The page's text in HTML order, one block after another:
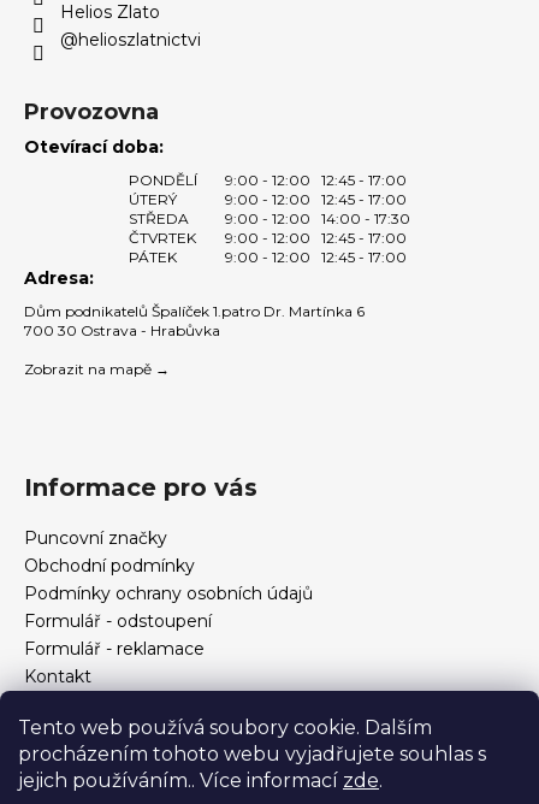
Tento web používá soubory cookie. Dalším
procházením tohoto webu vyjadřujete souhlas s
jejich používáním.. Více informací zde.
Helios Zlato
@helioszlatnictvi
Provozovna
Otevírací doba:
PONDĚLÍ 9:00 - 12:00
12:45 - 17:00
ÚTERÝ
9:00 - 12:00
12:45 - 17:00
STŘEDA
9:00 - 12:00
14:00 - 17:30
ČTVRTEK
9:00 - 12:00
12:45 - 17:00
PÁTEK
9:00 - 12:00 12:45 - 17:00
Adresa:
Dům podnikatelů Špalíček 1.patro Dr. Martínka 6
700 30 Ostrava - Hrabůvka
Zobrazit na mapě →
Informace pro vás
Puncovní značky
Obchodní podmínky
Podmínky ochrany osobních údajů
Formulář - odstoupení
Formulář - reklamace
Kontakt
Jak vybrat šperky?
Formulář pro vrácení, výměnu, reklamaci a odstoupení od
smlouvy